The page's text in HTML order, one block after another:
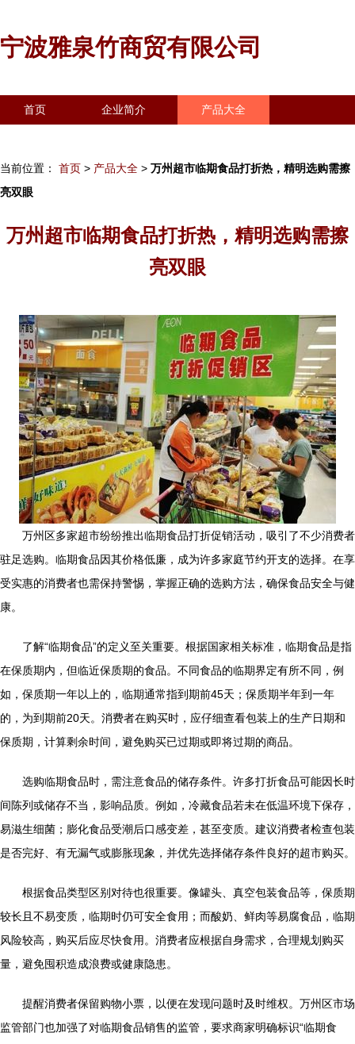
宁波雅泉竹商贸有限公司
首页 企业简介 产品大全
当前位置： 首页 > 产品大全 > 万州超市临期食品打折热，精明选购需擦
亮双眼
万州超市临期食品打折热，精明选购需擦
亮双眼
万州区多家超市纷纷推出临期食品打折促销活动，吸引了不少消费者
驻足选购。临期食品因其价格低廉，成为许多家庭节约开支的选择。在享
受实惠的消费者也需保持警惕，掌握正确的选购方法，确保食品安全与健
康。
了解“临期食品”的定义至关重要。根据国家相关标准，临期食品是指
在保质期内，但临近保质期的食品。不同食品的临期界定有所不同，例
如，保质期一年以上的，临期通常指到期前45天；保质期半年到一年
的，为到期前20天。消费者在购买时，应仔细查看包装上的生产日期和
保质期，计算剩余时间，避免购买已过期或即将过期的商品。
选购临期食品时，需注意食品的储存条件。许多打折食品可能因长时
间陈列或储存不当，影响品质。例如，冷藏食品若未在低温环境下保存，
易滋生细菌；膨化食品受潮后口感变差，甚至变质。建议消费者检查包装
是否完好、有无漏气或膨胀现象，并优先选择储存条件良好的超市购买。
根据食品类型区别对待也很重要。像罐头、真空包装食品等，保质期
较长且不易变质，临期时仍可安全食用；而酸奶、鲜肉等易腐食品，临期
风险较高，购买后应尽快食用。消费者应根据自身需求，合理规划购买
量，避免囤积造成浪费或健康隐患。
提醒消费者保留购物小票，以便在发现问题时及时维权。万州区市场
监管部门也加强了对临期食品销售的监管，要求商家明确标识“临期食